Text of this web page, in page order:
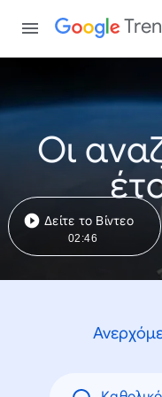
Οι
Δείτε το Βίντεο
02:46